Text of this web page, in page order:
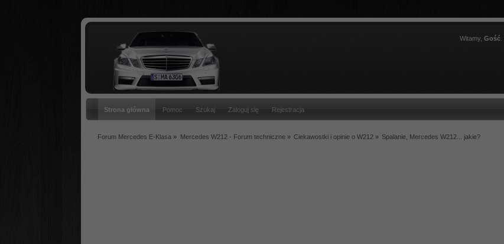
Witamy, Gość
Strona główna Pomoc Szukaj Zaloguj się Rejestracja
Forum Mercedes E-Klasa » Mercedes W212 - Forum techniczne» Ciekawostki i opinie o W212» Spalanie, Mercedes W212... jakie?